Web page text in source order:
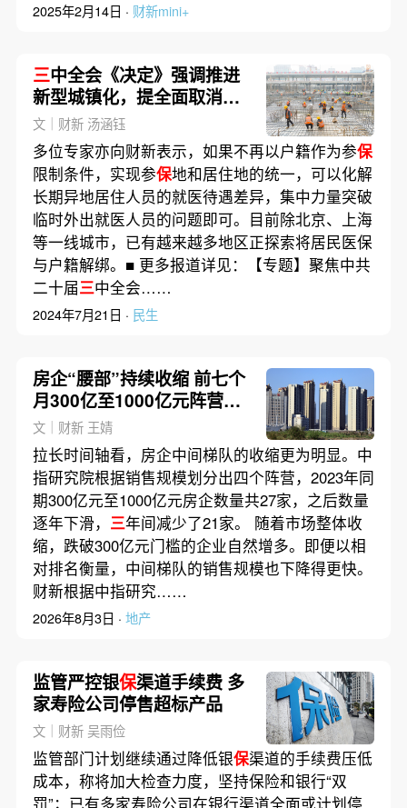
2025年2月14日 · 财新mini+
三中全会《决定》强调推进
新型城镇化，提全面取消在
就业地参保户籍限制
文｜财新 汤涵钰
多位专家亦向财新表示，如果不再以户籍作为参保
限制条件，实现参保地和居住地的统一，可以化解
长期异地居住人员的就医待遇差异，集中力量突破
临时外出就医人员的问题即可。目前除北京、上海
等一线城市，已有越来越多地区正探索将居民医保
与户籍解绑。■ 更多报道详见：【专题】聚焦中共
二十届三中全会……
2024年7月21日 · 民生
房企“腰部”持续收缩 前七个
月300亿至1000亿元阵营仅
剩六家(含视频)
文｜财新 王婧
拉长时间轴看，房企中间梯队的收缩更为明显。中
指研究院根据销售规模划分出四个阵营，2023年同
期300亿元至1000亿元房企数量共27家，之后数量
逐年下滑， 三年间减少了21家。 随着市场整体收
缩，跌破300亿元门槛的企业自然增多。即便以相
对排名衡量，中间梯队的销售规模也下降得更快。
财新根据中指研究……
2026年8月3日 · 地产
监管严控银保渠道手续费 多
家寿险公司停售超标产品
文｜财新 吴雨俭
监管部门计划继续通过降低银保渠道的手续费压低
成本，称将加大检查力度，坚持保险和银行“双